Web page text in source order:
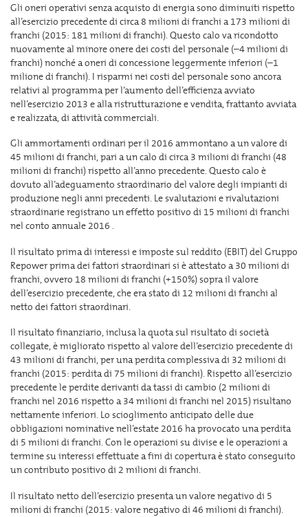
Gli oneri operativi senza acquisto di energia sono diminuiti rispetto
all’esercizio precedente di circa 8 milioni di franchi a 173 milioni di
franchi (2015: 181 milioni di franchi). Questo calo va ricondotto
nuovamente al minore onere dei costi del personale (–4 milioni di
franchi) nonché a oneri di concessione leggermente inferiori (–1
milione di franchi). I risparmi nei costi del personale sono ancora
relativi al programma per l’aumento dell’efficienza avviato
nell’esercizio 2013 e alla ristrutturazione e vendita, frattanto avviata
e realizzata, di attività commerciali.
Gli ammortamenti ordinari per il 2016 ammontano a un valore di
45 milioni di franchi, pari a un calo di circa 3 milioni di franchi (48
milioni di franchi) rispetto all’anno precedente. Questo calo è
dovuto all’adeguamento straordinario del valore degli impianti di
produzione negli anni precedenti. Le svalutazioni e rivalutazioni
straordinarie registrano un effetto positivo di 15 milioni di franchi
nel conto annuale 2016 .
Il risultato prima di interessi e imposte sul reddito (EBIT) del Gruppo
Repower prima dei fattori straordinari si è attestato a 30 milioni di
franchi, ovvero 18 milioni di franchi (+150%) sopra il valore
dell’esercizio precedente, che era stato di 12 milioni di franchi al
netto dei fattori straordinari.
Il risultato finanziario, inclusa la quota sul risultato di società
collegate, è migliorato rispetto al valore dell’esercizio precedente di
43 milioni di franchi, per una perdita complessiva di 32 milioni di
franchi (2015: perdita di 75 milioni di franchi). Rispetto all’esercizio
precedente le perdite derivanti da tassi di cambio (2 milioni di
franchi nel 2016 rispetto a 34 milioni di franchi nel 2015) risultano
nettamente inferiori. Lo scioglimento anticipato delle due
obbligazioni nominative nell’estate 2016 ha provocato una perdita
di 5 milioni di franchi. Con le operazioni su divise e le operazioni a
termine su interessi effettuate a fini di copertura è stato conseguito
un contributo positivo di 2 milioni di franchi.
Il risultato netto dell’esercizio presenta un valore negativo di 5
milioni di franchi (2015: valore negativo di 46 milioni di franchi).